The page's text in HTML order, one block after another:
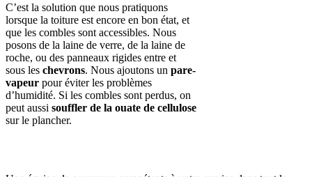
C’est la solution que nous pratiquons
lorsque la toiture est encore en bon état, et
que les combles sont accessibles. Nous
posons de la laine de verre, de la laine de
roche, ou des panneaux rigides entre et
sous les chevrons. Nous ajoutons un pare-
vapeur pour éviter les problèmes
d’humidité. Si les combles sont perdus, on
peut aussi souffler de la ouate de cellulose
sur le plancher.